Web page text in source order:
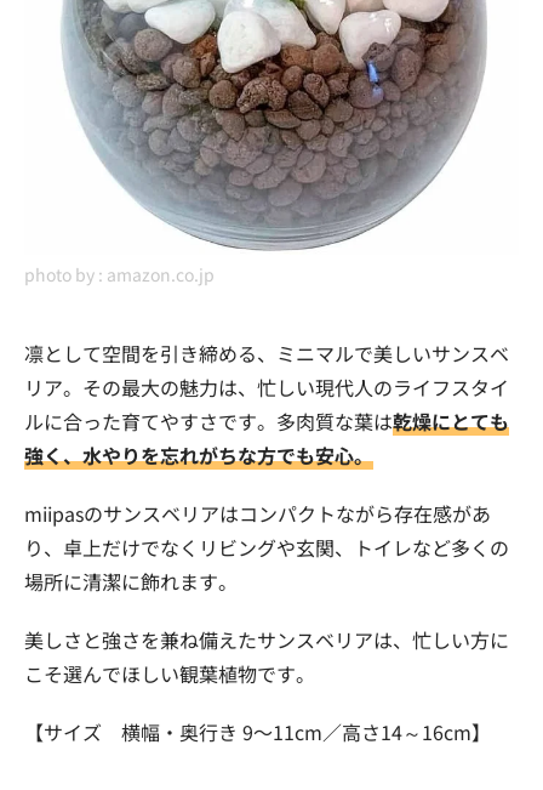
photo by : amazon.co.jp
凛として空間を引き締める、ミニマルで美しいサンスベ
リア。その最大の魅力は、忙しい現代人のライフスタイ
ルに合った育てやすさです。多肉質な葉は乾燥にとても
強く、水やりを忘れがちな方でも安心。
miipasのサンスベリアはコンパクトながら存在感があ
り、卓上だけでなくリビングや玄関、トイレなど多くの
場所に清潔に飾れます。
美しさと強さを兼ね備えたサンスベリアは、忙しい方に
こそ選んでほしい観葉植物です。
【サイズ 横幅・奥行き 9〜11cm／高さ14～16cm】